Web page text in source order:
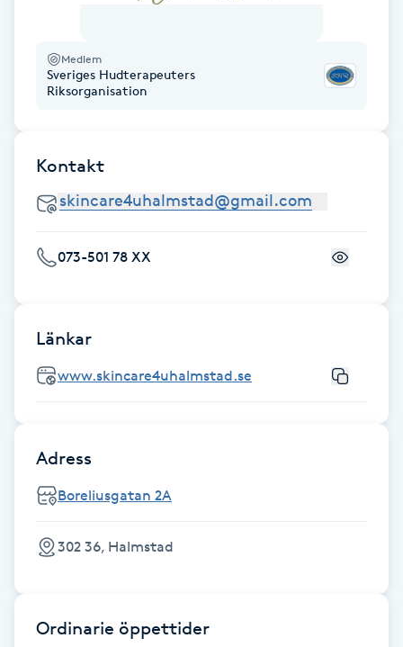
Healing
HIFU
Hot yoga
Hudvård
Hyaluronsyra
Hyperhidros
Medlem
Sveriges Hudterapeuters
Riksorganisation
Kontakt
073-501 78 XX
Länkar
www.skincare4uhalmstad.se
Adress
Boreliusgatan 2A
302 36, Halmstad
Ordinarie öppettider